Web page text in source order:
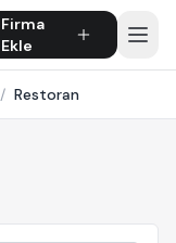
Firma
Ekle
/ Restoran